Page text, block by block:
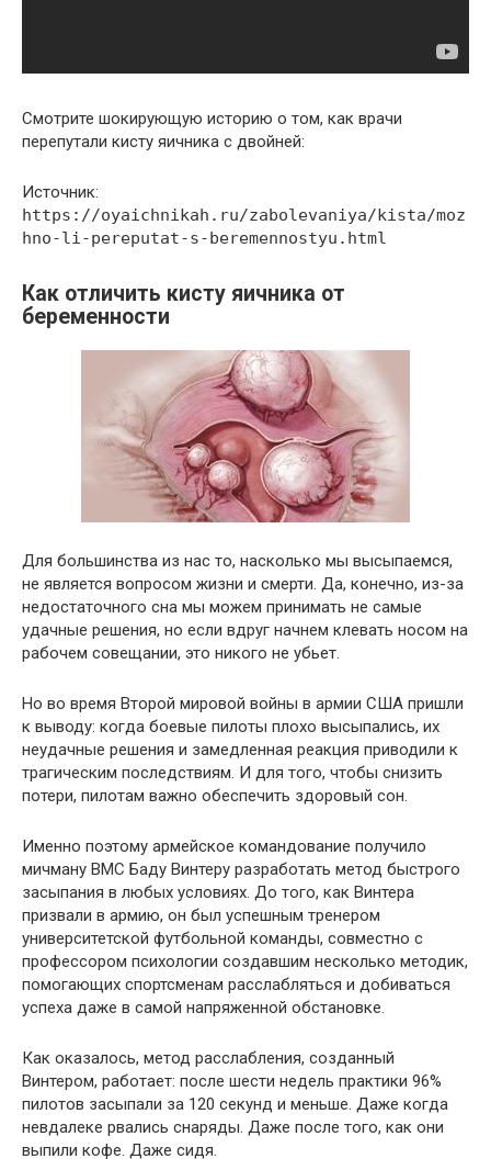
Смотрите шокирующую историю о том, как врачи
перепутали кисту яичника с двойней:
Источник:
https://oyaichnikah.ru/zabolevaniya/kista/moz
hno-li-pereputat-s-beremennostyu.html
Как отличить кисту яичника от
беременности
Для большинства из нас то, насколько мы высыпаемся,
не является вопросом жизни и смерти. Да, конечно, из-за
недостаточного сна мы можем принимать не самые
удачные решения, но если вдруг начнем клевать носом на
рабочем совещании, это никого не убьет.
Но во время Второй мировой войны в армии США пришли
к выводу: когда боевые пилоты плохо высыпались, их
неудачные решения и замедленная реакция приводили к
трагическим последствиям. И для того, чтобы снизить
потери, пилотам важно обеспечить здоровый сон.
Именно поэтому армейское командование получило
мичману ВМС Баду Винтеру разработать метод быстрого
засыпания в любых условиях. До того, как Винтера
призвали в армию, он был успешным тренером
университетской футбольной команды, совместно с
профессором психологии создавшим несколько методик,
помогающих спортсменам расслабляться и добиваться
успеха даже в самой напряженной обстановке.
Как оказалось, метод расслабления, созданный
Винтером, работает: после шести недель практики 96%
пилотов засыпали за 120 секунд и меньше. Даже когда
невдалеке рвались снаряды. Даже после того, как они
выпили кофе. Даже сидя.